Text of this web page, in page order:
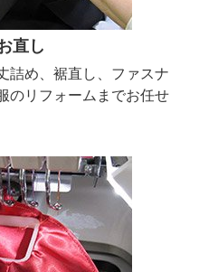
直し
詰め、裾直し、ファスナ
のリフォームまでお任せ